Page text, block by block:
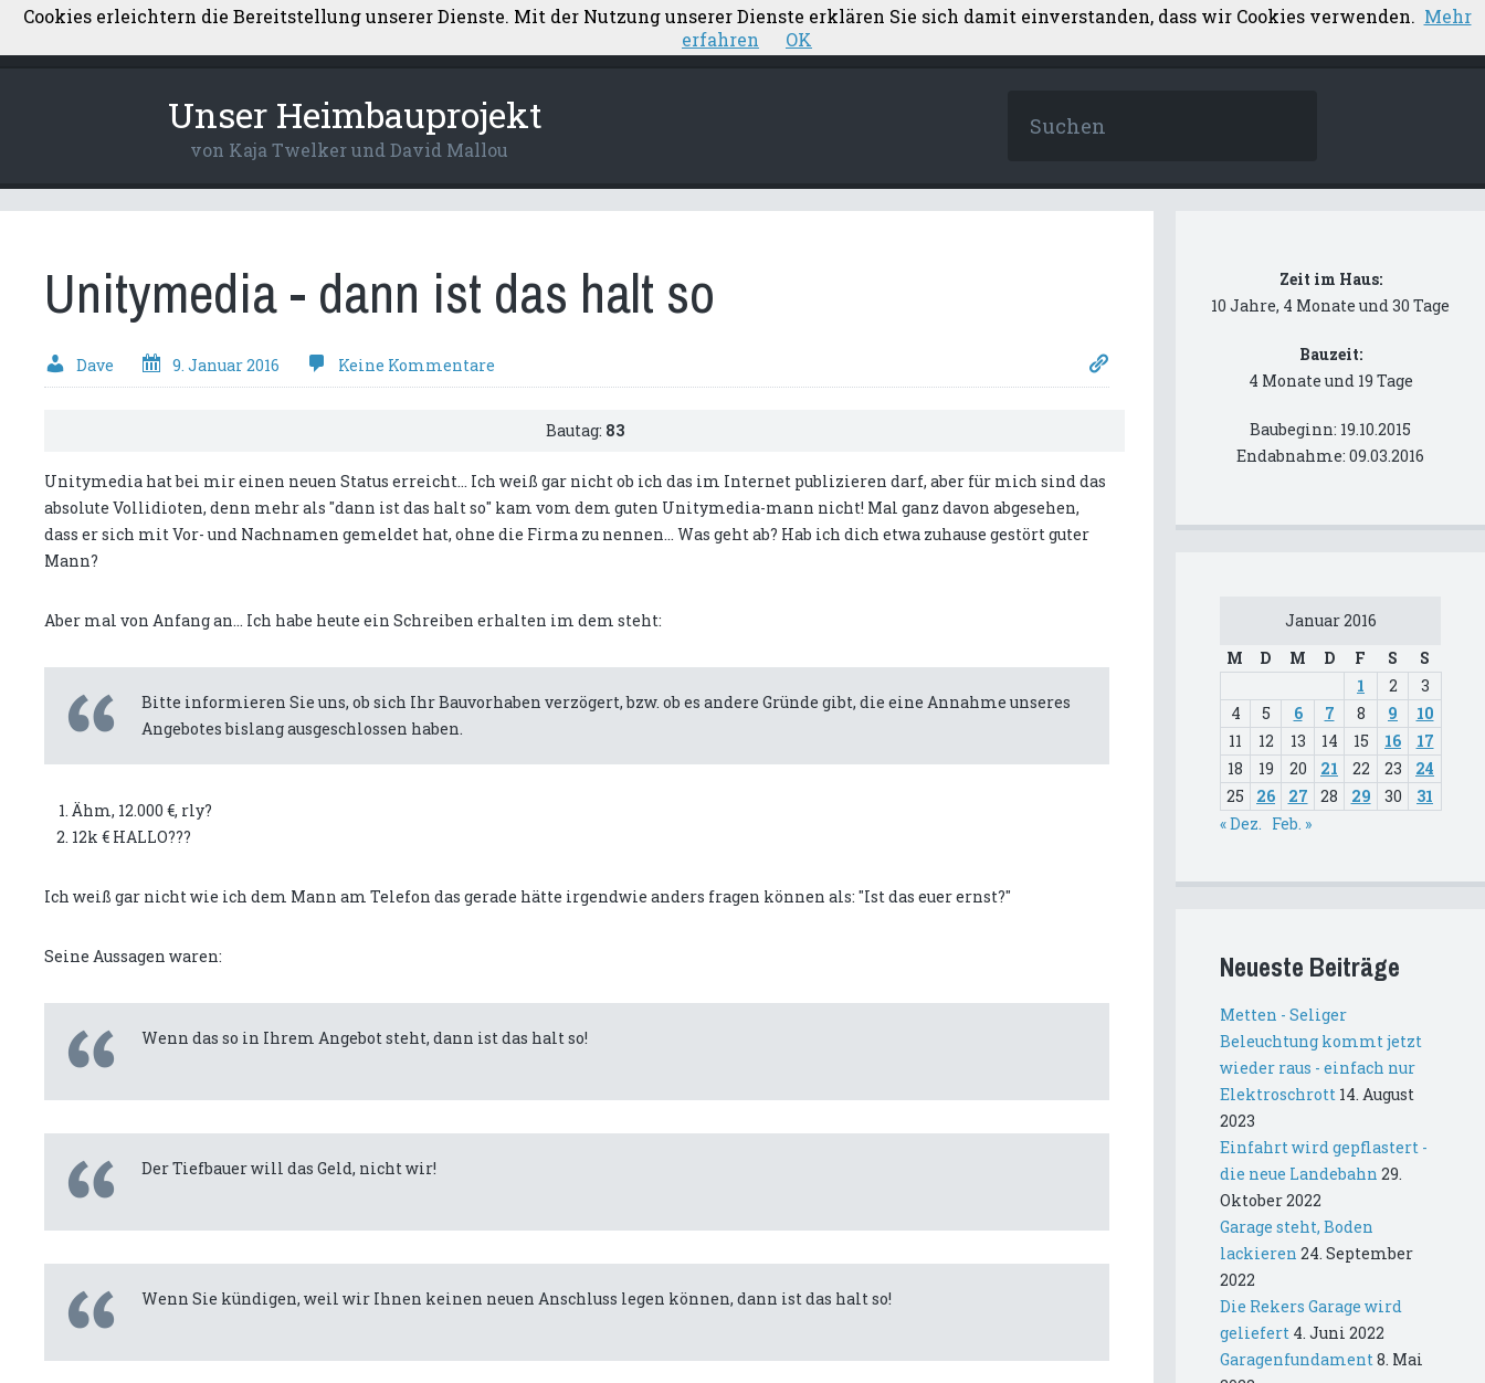
Aufstellung Nebenkosten Elektroplanung
Unser Heimbauprojekt
von Kaja Twelker und David Mallou
Unitymedia - dann ist das halt so
Dave 9. Januar 2016 Keine Kommentare
Bautag: 83
Unitymedia hat bei mir einen neuen Status erreicht... Ich weiß gar nicht ob ich das im Internet publizieren darf, aber für mich sind das
absolute Vollidioten, denn mehr als "dann ist das halt so" kam vom dem guten Unitymedia-mann nicht! Mal ganz davon abgesehen,
dass er sich mit Vor- und Nachnamen gemeldet hat, ohne die Firma zu nennen... Was geht ab? Hab ich dich etwa zuhause gestört guter
Mann?
Aber mal von Anfang an... Ich habe heute ein Schreiben erhalten im dem steht:
Bitte informieren Sie uns, ob sich Ihr Bauvorhaben verzögert, bzw. ob es andere Gründe gibt, die eine Annahme unseres
Angebotes bislang ausgeschlossen haben.
Ähm, 12.000 €, rly?
12k € HALLO???
Ich weiß gar nicht wie ich dem Mann am Telefon das gerade hätte irgendwie anders fragen können als: "Ist das euer ernst?"
Seine Aussagen waren:
Wenn das so in Ihrem Angebot steht, dann ist das halt so!
Der Tiefbauer will das Geld, nicht wir!
Wenn Sie kündigen, weil wir Ihnen keinen neuen Anschluss legen können, dann ist das halt so!
Zeit im Haus:
10 Jahre, 4 Monate und 30 Tage
Bauzeit:
4 Monate und 19 Tage
Baubeginn: 19.10.2015
Endabnahme: 09.03.2016
Januar 2016
M
D M D F S
S
1
2
3
4
5 6 7 8 9
10
11
12 13 14 15 16
17
18
19 20 21 22 23
24
25
26 27 28 29 30
31
« Dez. Feb. »
Neueste Beiträge
Metten - Seliger
Beleuchtung kommt jetzt
wieder raus - einfach nur
Elektroschrott 14. August
2023
Einfahrt wird gepflastert -
die neue Landebahn 29.
Oktober 2022
Garage steht, Boden
lackieren 24. September
2022
Die Rekers Garage wird
geliefert 4. Juni 2022
Garagenfundament8. Mai
Cookies erleichtern die Bereitstellung unserer Dienste. Mit der Nutzung unserer Dienste erklären Sie sich damit einverstanden, dass wir Cookies verwenden. Mehr
erfahren
OK